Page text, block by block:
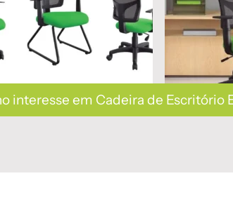
interesse em Cadeira de Escritório